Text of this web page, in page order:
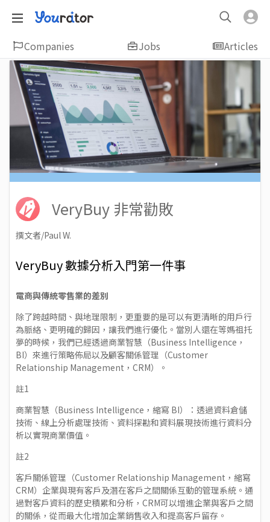
Companies Jobs Articles
VeryBuy 非常勸敗
撰文者/Paul W.
VeryBuy 數據分析入門第一件事
電商與傳統零售業的差別
除了跨越時間、與地理限制，更重要的是可以有更清晰的用戶行
為脈絡、更明確的歸因，讓我們進行優化。當別人還在等媽祖托
夢的時候，我們已經透過商業智慧（Business Intelligence，
BI）來進行策略佈局以及顧客關係管理（Customer
Relationship Management，CRM）。
註1
商業智慧（Business Intelligence，縮寫 BI）：透過資料倉儲
技術、線上分析處理技術、資料探勘和資料展現技術進行資料分
析以實現商業價值。
註2
客戶關係管理（Customer Relationship Management，縮寫
CRM）企業與現有客戶及潛在客戶之間關係互動的管理系統。通
過對客戶資料的歷史積累和分析，CRM可以增進企業與客戶之間
的關係，從而最大化增加企業銷售收入和提高客戶留存。